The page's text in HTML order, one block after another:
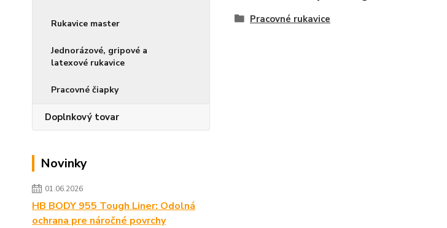
Rukavice master
Jednorázové, gripové a
latexové rukavice
Pracovné čiapky
Doplnkový tovar
Novinky
01.06.2026
HB BODY 955 Tough Liner: Odolná
ochrana pre náročné povrchy
Pracovné rukavice